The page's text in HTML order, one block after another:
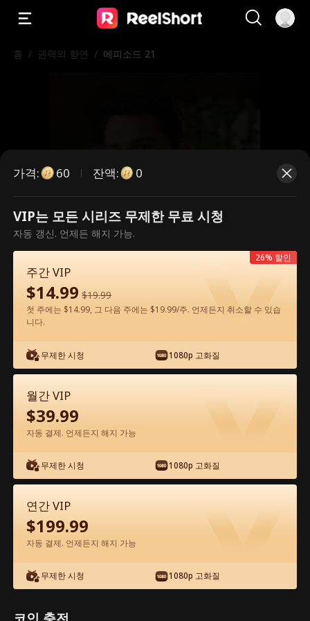
홈 / 권력의 향연 / 에피소드 21
유료 에피소드입니다. 시청하시려면
잠금을 해제해 주세요.
60지금 잠금 해제
앱에서 무료로 보기
에피소드 21 - 권력의 향연 전체 영화
0-49 50-51 모든 에피소드
가격: 60 잔액: 0
VIP는 모든 시리즈 무제한 무료 시청
자동 갱신. 언제든 해지 가능.
주간 VIP
$14.99 $19.99
첫 주에는 $14.99, 그 다음 주에는 $19.99/주. 언제든지 취소할 수 있습
니다.
무제한 시청 1080p 고화질
26% 할인
월간 VIP
$39.99
자동 결제. 언제든지 해지 가능
무제한 시청 1080p 고화질
연간 VIP
$199.99
자동 결제. 언제든지 해지 가능
무제한 시청 1080p 고화질